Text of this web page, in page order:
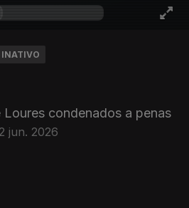
INATIVO
condenados a penas
jun. 2026